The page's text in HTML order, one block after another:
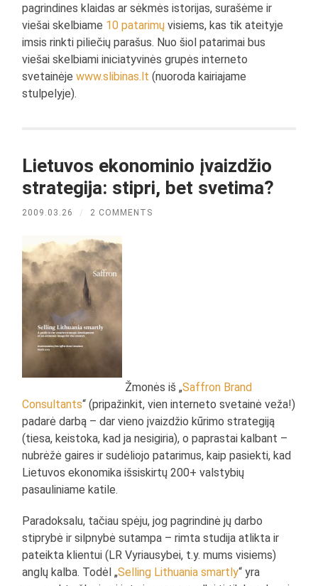
pagrindines klaidas ar sėkmės istorijas, surašėme ir
viešai skelbiame 10 patarimų visiems, kas tik ateityje
imsis rinkti piliečių parašus. Nuo šiol patarimai bus
viešai skelbiami iniciatyvinės grupės interneto
svetainėjewww.slibinas.lt (nuoroda kairiajame
stulpelyje).
Lietuvos ekonominio įvaizdžio
strategija: stipri, bet svetima?
2009.03.26 / 2 COMMENTS
Žmonės iš „Saffron Brand
Consultants“ (pripažinkit, vien interneto svetainė veža!)
padarė darbą – dar vieno įvaizdžio kūrimo strategiją
(tiesa, keistoka, kad ja nesigiria), o paprastai kalbant –
nubrėžė gaires ir sudėliojo patarimus, kaip pasiekti, kad
Lietuvos ekonomika išsiskirtų 200+ valstybių
pasauliniame katile.
Paradoksalu, tačiau spėju, jog pagrindinė jų darbo
stiprybė ir silpnybė sutampa – rimta studija atlikta ir
pateikta klientui (LR Vyriausybei, t.y. mums visiems)
anglų kalba. Todėl „Selling Lithuania smartly“ yra